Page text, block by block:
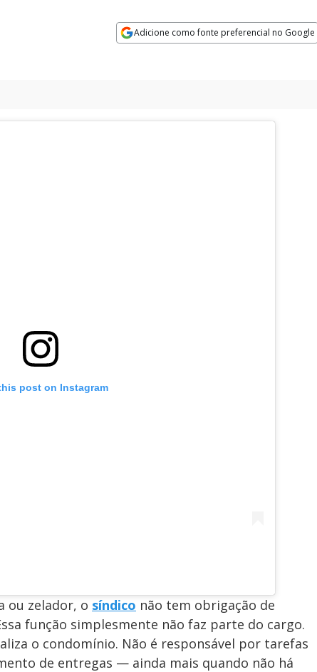
Adicione como fonte preferencial no Google
post on Instagram
ou zelador, o síndico não tem obrigação de
função simplesmente não faz parte do cargo.
o condomínio. Não é responsável por tarefas
de entregas — ainda mais quando não há